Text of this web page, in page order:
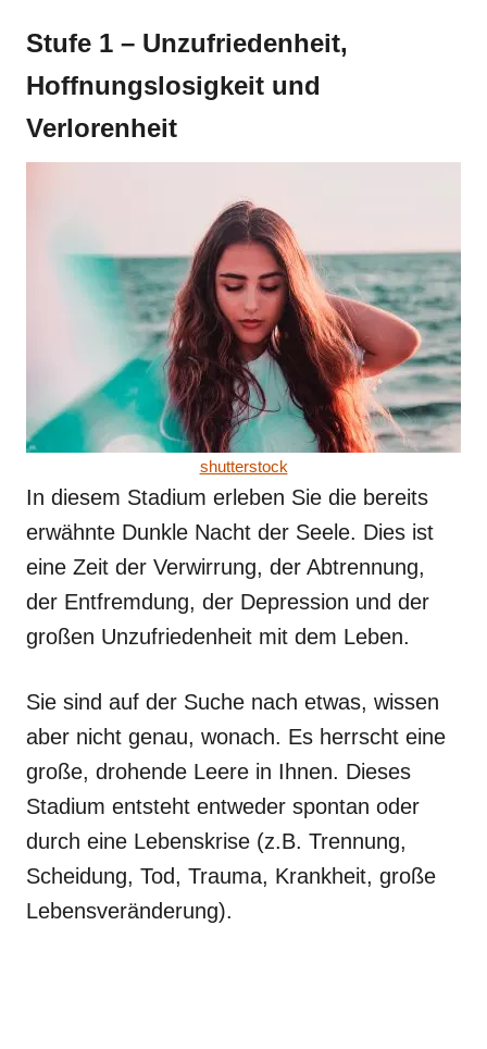
Stufe 1 – Unzufriedenheit,
Hoffnungslosigkeit und
Verlorenheit
shutterstock
In diesem Stadium erleben Sie die bereits
erwähnte Dunkle Nacht der Seele. Dies ist
eine Zeit der Verwirrung, der Abtrennung,
der Entfremdung, der Depression und der
großen Unzufriedenheit mit dem Leben.
Sie sind auf der Suche nach etwas, wissen
aber nicht genau, wonach. Es herrscht eine
große, drohende Leere in Ihnen. Dieses
Stadium entsteht entweder spontan oder
durch eine Lebenskrise (z.B. Trennung,
Scheidung, Tod, Trauma, Krankheit, große
Lebensveränderung).